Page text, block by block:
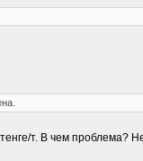
т. В чем проблема?